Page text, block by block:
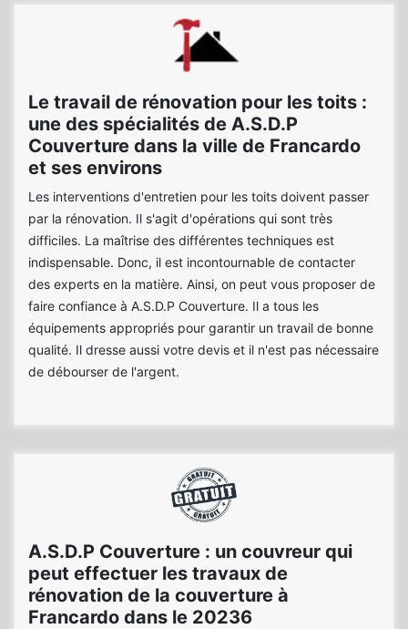
Le travail de rénovation pour les toits :
une des spécialités de A.S.D.P
Couverture dans la ville de Francardo
et ses environs
Les interventions d'entretien pour les toits doivent passer
par la rénovation. Il s'agit d'opérations qui sont très
difficiles. La maîtrise des différentes techniques est
indispensable. Donc, il est incontournable de contacter
des experts en la matière. Ainsi, on peut vous proposer de
faire confiance à A.S.D.P Couverture. Il a tous les
équipements appropriés pour garantir un travail de bonne
qualité. Il dresse aussi votre devis et il n'est pas nécessaire
de débourser de l'argent.
A.S.D.P Couverture : un couvreur qui
peut effectuer les travaux de
rénovation de la couverture à
Francardo dans le 20236